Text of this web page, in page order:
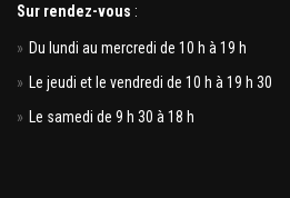
Sur rendez-vous :
Du lundi au mercredi de 10 h à 19 h
Le jeudi et le vendredi de 10 h à 19 h 30
Le samedi de 9 h 30 à 18 h